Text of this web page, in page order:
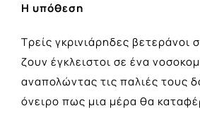
Η υπόθεση
Τρείς γκρινιάρηδες βετεράνοι
ζουν έγκλειστοι σε ένα
αναπολώντας τις παλιές τους
όνειρο πως μια μέρα θα